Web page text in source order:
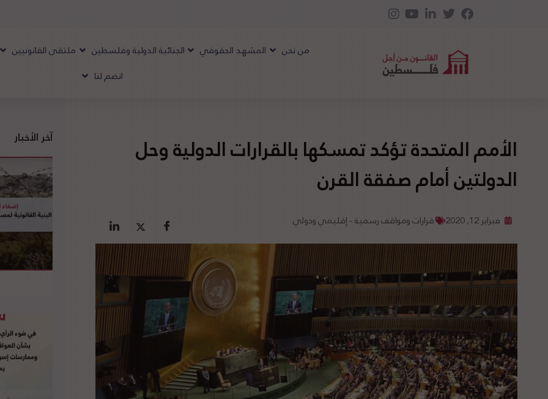
من نحن المشهد الحقوقي الجنائية الدولية وفلسطين ملتقى القانونيين
انضم لنا
الأمم المتحدة تؤكد تمسكها بالقرارات الدولية وحل
الدولتين أمام صفقة القرن
فبراير 12, 2020 قرارات ومواقف رسمية - إقليمي ودولي
آخر الأخبار